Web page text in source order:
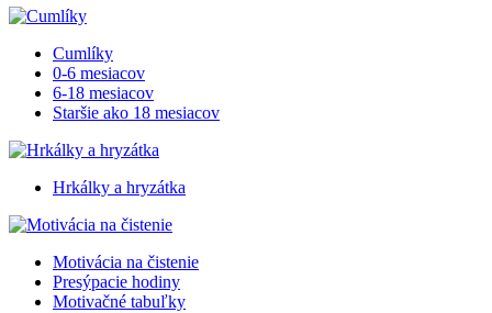
Cumlíky
0-6 mesiacov
6-18 mesiacov
Staršie ako 18 mesiacov
Hrkálky a hryzátka
Motivácia na čistenie
Presýpacie hodiny
Motivačné tabuľky